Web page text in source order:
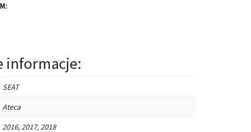
informacje:
SEAT
Ateca
2016, 2017, 2018